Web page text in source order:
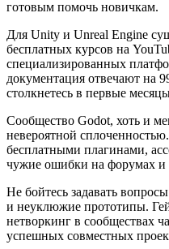
готовым помочь новичкам.
Для Unity и Unreal Engine
бесплатных курсов на
специализированных
документация отвечают на
столкнетесь в первые
Сообщество Godot, хоть и
невероятной
бесплатными плагинами,
чужие ошибки на форумах и
Не бойтесь задавать
и неуклюжие прототипы.
нетворкинг в сообществах
успешных совместных